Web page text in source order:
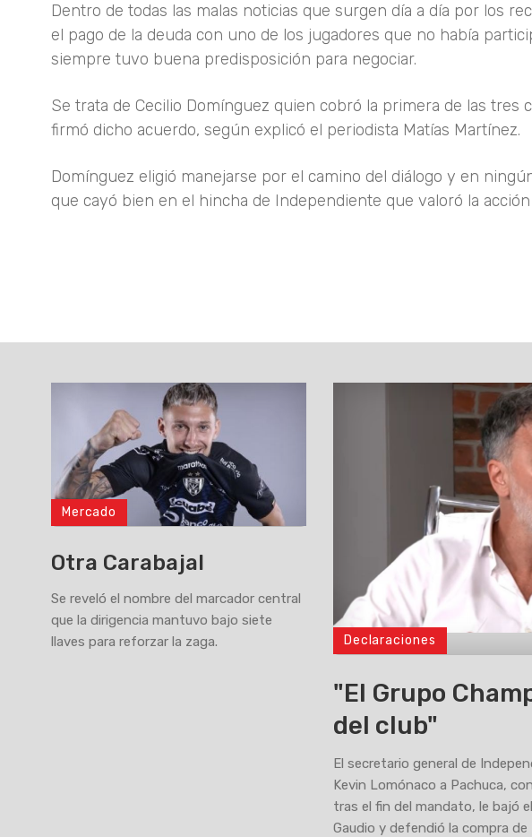
Dentro de todas las malas noticias que surgen día a día por los
el pago de la deuda con uno de los jugadores que no había
siempre tuvo buena predisposición para negociar.
Se trata de Cecilio Domínguez quien cobró la primera de las tres
firmó dicho acuerdo, según explicó el periodista Matías Martínez.
Domínguez eligió manejarse por el camino del diálogo y en
que cayó bien en el hincha de Independiente que valoró la
Mercado
Otra Carabajal
Se reveló el nombre del marcador central
que la dirigencia mantuvo bajo siete
llaves para reforzar la zaga.
Declaraciones
"El Grupo
del club"
El secretario general de
Kevin Lomónaco a Pachuca,
tras el fin del mandato, le bajó
Gaudio y defendió la compra de